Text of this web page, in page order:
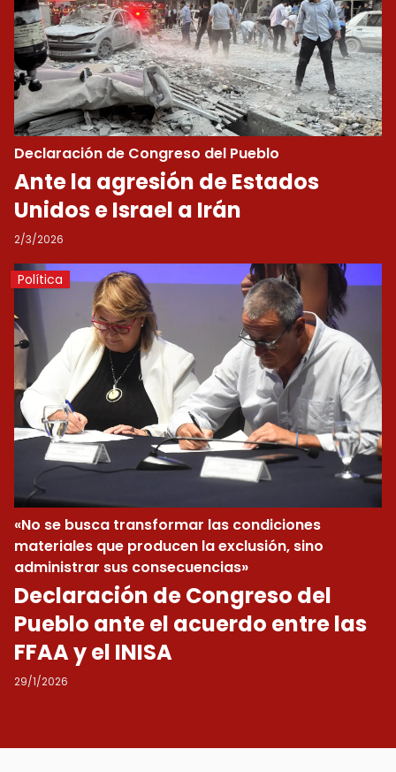
Declaración de Congreso del Pueblo
Ante la agresión de Estados
Unidos e Israel a Irán
2/3/2026
Política
«No se busca transformar las condiciones
materiales que producen la exclusión, sino
administrar sus consecuencias»
Declaración de Congreso del
Pueblo ante el acuerdo entre las
FFAA y el INISA
29/1/2026